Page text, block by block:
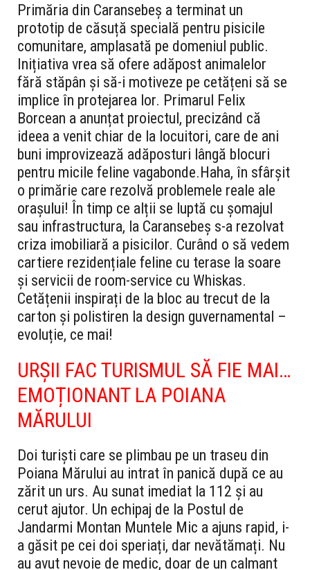
Primăria din Caransebeș a terminat un
prototip de căsuță specială pentru pisicile
comunitare, amplasată pe domeniul public.
Inițiativa vrea să ofere adăpost animalelor
fără stăpân și să-i motiveze pe cetățeni să se
implice în protejarea lor. Primarul Felix
Borcean a anunțat proiectul, precizând că
ideea a venit chiar de la locuitori, care de ani
buni improvizează adăposturi lângă blocuri
pentru micile feline vagabonde.Haha, în sfârșit
o primărie care rezolvă problemele reale ale
orașului! În timp ce alții se luptă cu șomajul
sau infrastructura, la Caransebeș s-a rezolvat
criza imobiliară a pisicilor. Curând o să vedem
cartiere rezidențiale feline cu terase la soare
și servicii de room-service cu Whiskas.
Cetățenii inspirați de la bloc au trecut de la
carton și polistiren la design guvernamental –
evoluție, ce mai!
URȘII FAC TURISMUL SĂ FIE MAI…
EMOȚIONANT LA POIANA
MĂRULUI
Doi turiști care se plimbau pe un traseu din
Poiana Mărului au intrat în panică după ce au
zărit un urs. Au sunat imediat la 112 și au
cerut ajutor. Un echipaj de la Postul de
Jandarmi Montan Muntele Mic a ajuns rapid, i-
a găsit pe cei doi speriați, dar nevătămați. Nu
au avut nevoie de medic, doar de un calmant